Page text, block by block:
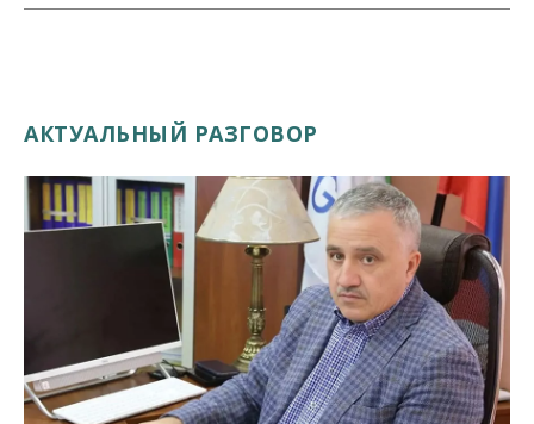
АКТУАЛЬНЫЙ РАЗГОВОР